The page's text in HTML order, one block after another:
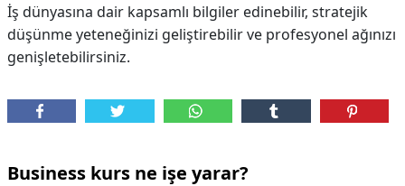
İş dünyasına dair kapsamlı bilgiler edinebilir, stratejik
düşünme yeteneğinizi geliştirebilir ve profesyonel ağınızı
genişletebilirsiniz.
Business kurs ne işe yarar?